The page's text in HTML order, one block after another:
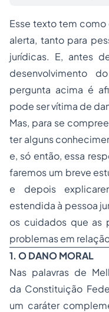
Esse texto tem como
alerta, tanto para
jurídicas. E, antes
desenvolvimento
pergunta acima é
pode ser vítima de
Mas, para se
ter alguns
e, só então, essa
faremos um breve
e depois
estendida à pessoa
os cuidados que as
problemas em
1. O DANO MORAL
Nas palavras de
da Constituição
um caráter